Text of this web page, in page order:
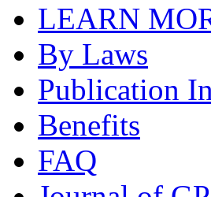
LEARN
By Laws
Publication
Benefits
FAQ